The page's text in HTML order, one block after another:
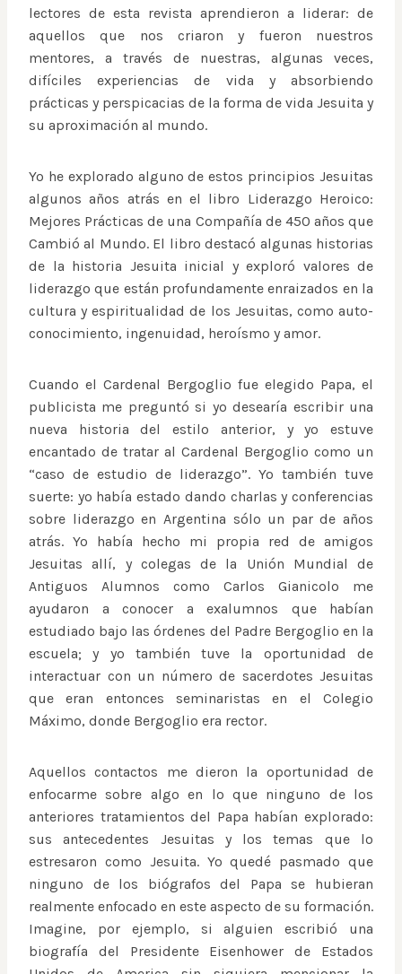
lectores de esta revista aprendieron a liderar: de
aquellos que nos criaron y fueron nuestros
mentores, a través de nuestras, algunas veces,
difíciles experiencias de vida y absorbiendo
prácticas y perspicacias de la forma de vida Jesuita y
su aproximación al mundo.
Yo he explorado alguno de estos principios Jesuitas
algunos años atrás en el libro Liderazgo Heroico:
Mejores Prácticas de una Compañía de 450 años que
Cambió al Mundo. El libro destacó algunas historias
de la historia Jesuita inicial y exploró valores de
liderazgo que están profundamente enraizados en la
cultura y espiritualidad de los Jesuitas, como auto-
conocimiento, ingenuidad, heroísmo y amor.
Cuando el Cardenal Bergoglio fue elegido Papa, el
publicista me preguntó si yo desearía escribir una
nueva historia del estilo anterior, y yo estuve
encantado de tratar al Cardenal Bergoglio como un
“caso de estudio de liderazgo”. Yo también tuve
suerte: yo había estado dando charlas y conferencias
sobre liderazgo en Argentina sólo un par de años
atrás. Yo había hecho mi propia red de amigos
Jesuitas allí, y colegas de la Unión Mundial de
Antiguos Alumnos como Carlos Gianicolo me
ayudaron a conocer a exalumnos que habían
estudiado bajo las órdenes del Padre Bergoglio en la
escuela; y yo también tuve la oportunidad de
interactuar con un número de sacerdotes Jesuitas
que eran entonces seminaristas en el Colegio
Máximo, donde Bergoglio era rector.
Aquellos contactos me dieron la oportunidad de
enfocarme sobre algo en lo que ninguno de los
anteriores tratamientos del Papa habían explorado:
sus antecedentes Jesuitas y los temas que lo
estresaron como Jesuita. Yo quedé pasmado que
ninguno de los biógrafos del Papa se hubieran
realmente enfocado en este aspecto de su formación.
Imagine, por ejemplo, si alguien escribió una
biografía del Presidente Eisenhower de Estados